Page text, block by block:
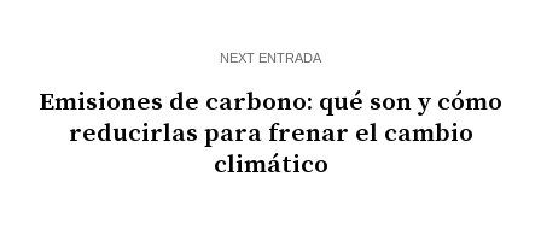
NEXT ENTRADA
Emisiones de carbono: qué son y cómo
reducirlas para frenar el cambio
climático